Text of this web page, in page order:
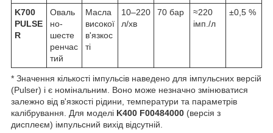
K700
PULSE
R
Оваль
но-
шесте
ренчас
тий
Масла
високої
в'язкос
ті
10–220
л/хв
70 бар
≈220
імп./л
±0,5 %
* Значення кількості імпульсів наведено для імпульсних версій
(Pulser) і є номінальним. Воно може незначно змінюватися
залежно від в'язкості рідини, температури та параметрів
калібрування. Для моделі K400 F00484000 (версія з
дисплеєм) імпульсний вихід відсутній.